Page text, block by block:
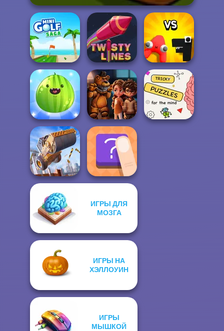
Mini Golf Saga Twisty Lines
Alphabet: Merge
And Fight
Put The Fruit
Together
FNAF Horror At
Home
Construction
Ramp Jumping
ИГРЫ ДЛЯ
МОЗГА
ИГРЫ НА
ХЭЛЛОУИН
ИГРЫ
МЫШКОЙ